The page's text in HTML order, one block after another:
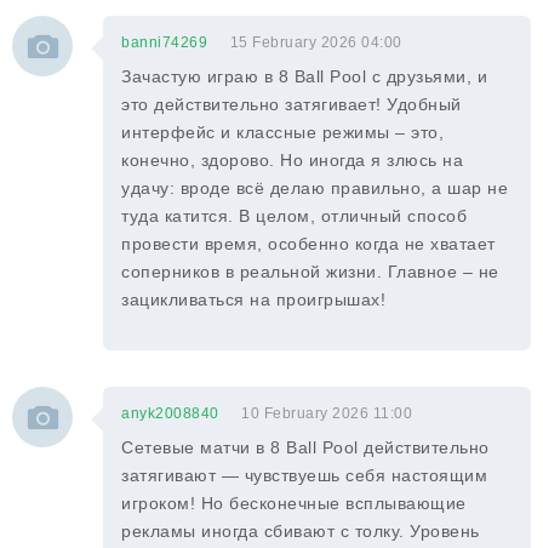
banni74269 15 February 2026 04:00
Зачастую играю в 8 Ball Pool с друзьями, и
это действительно затягивает! Удобный
интерфейс и классные режимы – это,
конечно, здорово. Но иногда я злюсь на
удачу: вроде всё делаю правильно, а шар не
туда катится. В целом, отличный способ
провести время, особенно когда не хватает
соперников в реальной жизни. Главное – не
зацикливаться на проигрышах!
anyk2008840 10 February 2026 11:00
Сетевые матчи в 8 Ball Pool действительно
затягивают — чувствуешь себя настоящим
игроком! Но бесконечные всплывающие
рекламы иногда сбивают с толку. Уровень